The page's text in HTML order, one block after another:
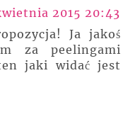
2015 20:43
Ja jakoś
za peelingami
jaki widać jest